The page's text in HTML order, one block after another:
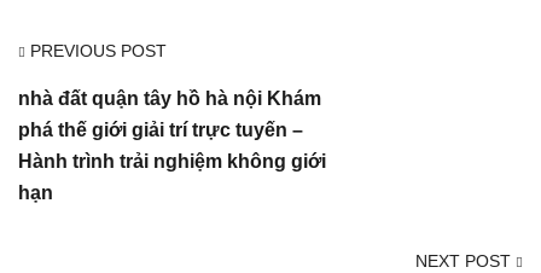
PREVIOUS POST
nhà đất quận tây hồ hà nội Khám
phá thế giới giải trí trực tuyến –
Hành trình trải nghiệm không giới
hạn
NEXT POST